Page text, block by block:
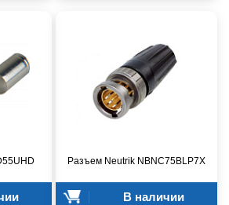
Разъем Neutrik NBNC75BLP7X
В наличии